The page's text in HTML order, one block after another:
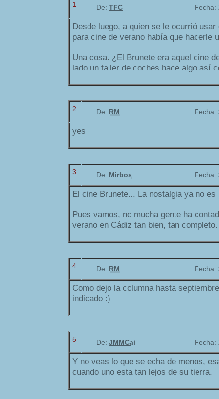
1 De: TFC Fecha:
Desde luego, a quien se le ocurrió
para cine de verano había que hacerle
Una cosa. ¿El Brunete era aquel cine
lado un taller de coches hace algo así
2 De: RM Fecha:
yes
3 De: Mirbos Fecha:
El cine Brunete... La nostalgia ya no es
Pues vamos, no mucha gente ha
verano en Cádiz tan bien, tan completo.
4 De: RM Fecha:
Como dejo la columna hasta
indicado :)
5 De: JMMCai Fecha:
Y no veas lo que se echa de menos,
cuando uno esta tan lejos de su tierra.